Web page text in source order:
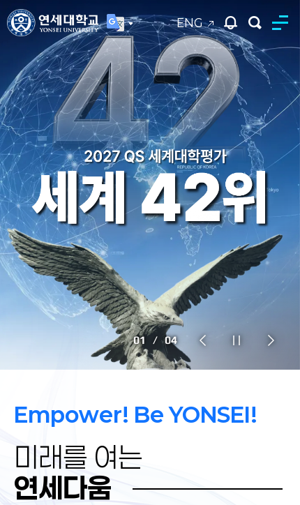
ENG
연세대학교
통합검색
연세대학교 창립 140주년 모금
캠페인
여러분의 동참으로 내일의 노벨상을 향한 길을
열겠습니다.
2025년 홍보영상
'연세다움'을 바탕으로 글로벌 리더를 양성하며
세상을 향한 도전과 창의적 비전을 통해 새로운
미래를 열어갑니다.
2026 기초과학 분야 리더연구자
6명 선정
물리·화학·지구과학·생명·바이오·반도체 분야
연구 경쟁력 입증
연세대학교 창립 140주년 모금
캠페인
여러분의 동참으로 내일의 노벨상을 향한 길을
열겠습니다.
2025년 홍보영상
'연세다움'을 바탕으로 글로벌 리더를 양성하며
세상을 향한 도전과 창의적 비전을 통해 새로운
미래를 열어갑니다.
2026 기초과학 분야 리더연구자
6명 선정
물리·화학·지구과학·생명·바이오·반도체 분야
연구 경쟁력 입증
1 / 4
미래를 여는 연세다움
Empower! Be YONSEI!
미래를 여는
연세다움